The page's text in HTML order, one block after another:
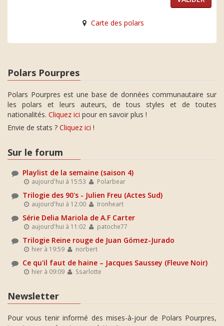
Carte des polars
Polars Pourpres
Polars Pourpres est une base de données communautaire sur
les polars et leurs auteurs, de tous styles et de toutes
nationalités. Cliquez ici pour en savoir plus !
Envie de stats ? Cliquez ici !
Sur le forum
Playlist de la semaine (saison 4)
aujourd'hui à 15:53 Polarbear
Trilogie des 90's - Julien Freu (Actes Sud)
aujourd'hui à 12:00 Ironheart
Série Delia Mariola de A.F Carter
aujourd'hui à 11:02 patoche77
Trilogie Reine rouge de Juan Gómez-Jurado
hier à 19:59 norbert
Ce qu'il faut de haine – Jacques Saussey (Fleuve Noir)
hier à 09:09 Ssarlotte
Newsletter
Pour vous tenir informé des mises-à-jour de Polars Pourpres,